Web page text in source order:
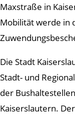
Maxstraße in
Mobilität werde in
Die Stadt
Stadt- und
der
Kaiserslautern.